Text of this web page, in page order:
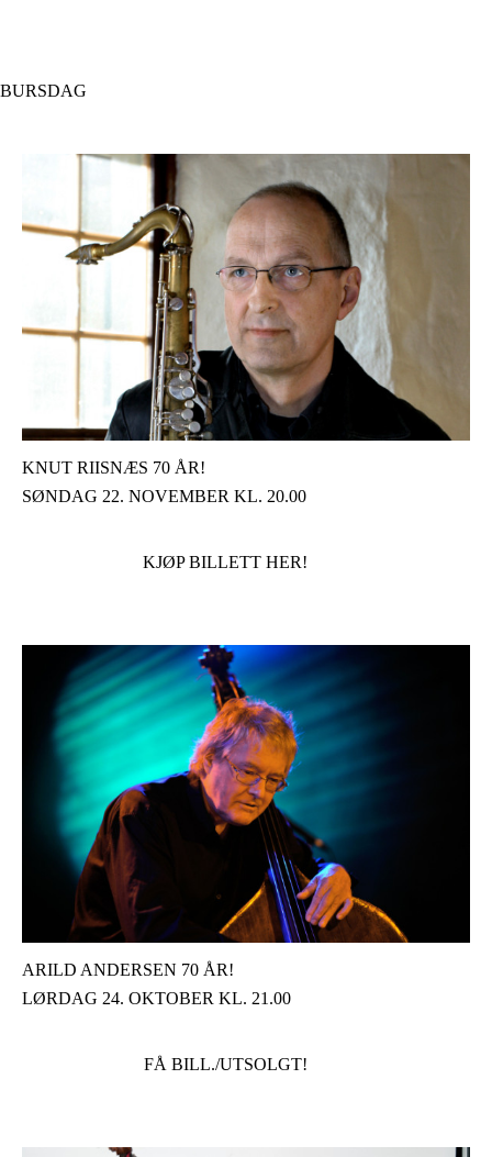
BURSDAG
KNUT RIISNÆS 70 ÅR!
SØNDAG 22. NOVEMBER KL. 20.00
KJØP BILLETT HER!
ARILD ANDERSEN 70 ÅR!
LØRDAG 24. OKTOBER KL. 21.00
FÅ BILL./UTSOLGT!